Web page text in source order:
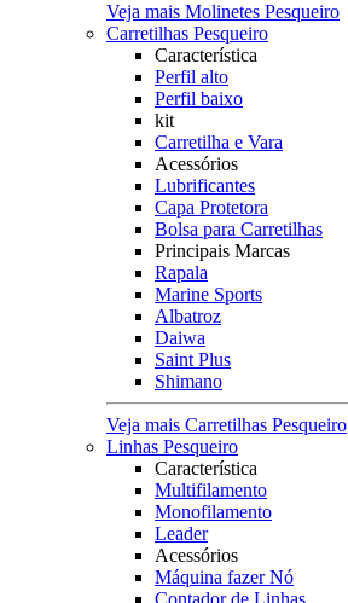
Veja mais Molinetes Pesqueiro
Carretilhas Pesqueiro
Característica
Perfil alto
Perfil baixo
kit
Carretilha e Vara
Acessórios
Lubrificantes
Capa Protetora
Bolsa para Carretilhas
Principais Marcas
Rapala
Marine Sports
Albatroz
Daiwa
Saint Plus
Shimano
Veja mais Carretilhas Pesqueiro
Linhas Pesqueiro
Característica
Multifilamento
Monofilamento
Leader
Acessórios
Máquina fazer Nó
Contador de Linhas